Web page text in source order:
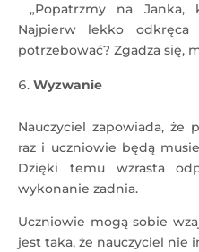
„Popatrzmy na Janka,
Najpierw lekko
potrzebować? Zgadza się,
Wyzwanie
Nauczyciel zapowiada,
raz i uczniowie będą
Dzięki temu wzrasta
wykonanie zadnia.
Uczniowie mogą sobie
jest taka, że nauczyciel nie